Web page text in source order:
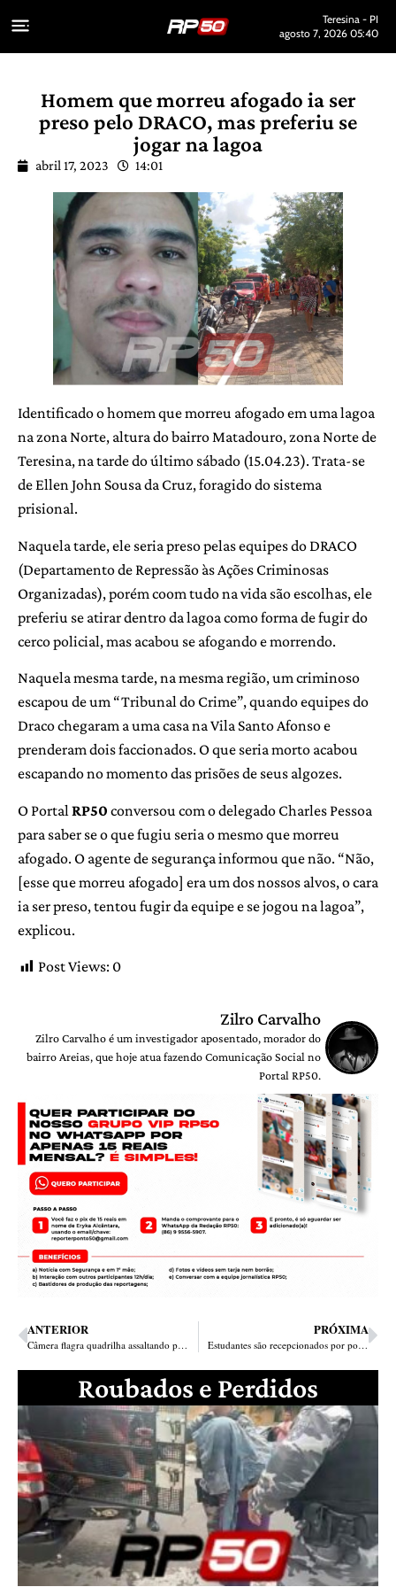
Teresina - PI
agosto 7, 2026 05:40
Homem que morreu afogado ia ser
preso pelo DRACO, mas preferiu se
jogar na lagoa
abril 17, 2023 14:01
Identificado o homem que morreu afogado em uma lagoa
na zona Norte, altura do bairro Matadouro, zona Norte de
Teresina, na tarde do último sábado (15.04.23). Trata-se
de Ellen John Sousa da Cruz, foragido do sistema
prisional.
Naquela tarde, ele seria preso pelas equipes do DRACO
(Departamento de Repressão às Ações Criminosas
Organizadas), porém coom tudo na vida são escolhas, ele
preferiu se atirar dentro da lagoa como forma de fugir do
cerco policial, mas acabou se afogando e morrendo.
Naquela mesma tarde, na mesma região, um criminoso
escapou de um “Tribunal do Crime”, quando equipes do
Draco chegaram a uma casa na Vila Santo Afonso e
prenderam dois faccionados. O que seria morto acabou
escapando no momento das prisões de seus algozes.
O Portal RP50 conversou com o delegado Charles Pessoa
para saber se o que fugiu seria o mesmo que morreu
afogado. O agente de segurança informou que não. “Não,
[esse que morreu afogado] era um dos nossos alvos, o cara
ia ser preso, tentou fugir da equipe e se jogou na lagoa”,
explicou.
Post Views: 0
Zilro Carvalho
Zilro Carvalho é um investigador aposentado, morador do
bairro Areias, que hoje atua fazendo Comunicação Social no
Portal RP50.
ANTERIOR
Câmera flagra quadrilha assaltando posto de combustível na zona Leste
PRÓXIMA
Estudantes são recepcionados por policiais do CIPE na porta das escolas no Piauí
Roubados e Perdidos